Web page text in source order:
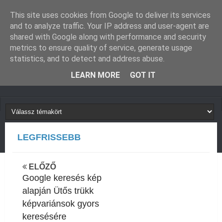
GUGLIVERZUM KAPCSOLAT
LEGFRISSEBB
Tisztázó gondolatok a Google Drive Megosztott
meghajtókról
ELŐZŐ
Google keresés kép
alapján Ütős trükk
képvariánsok gyors
keresésére
This site uses cookies from Google to deliver its services
and to analyze traffic. Your IP address and user-agent are
shared with Google along with performance and security
metrics to ensure quality of service, generate usage
statistics, and to detect and address abuse.
LEARN MORE
GOT IT